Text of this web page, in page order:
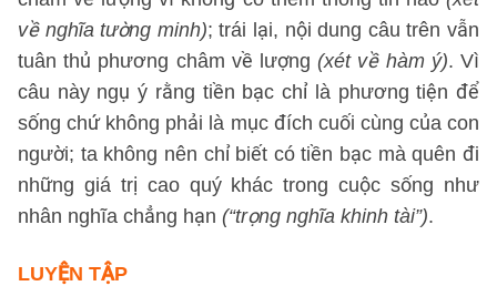
về nghĩa tường minh); trái lại, nội dung câu trên vẫn
tuân thủ phương châm về lượng(xét về hàm ý). Vì
câu này ngụ ý rằng tiền bạc chỉ là phương tiện để
sống chứ không phải là mục đích cuối cùng của con
người; ta không nên chỉ biết có tiền bạc mà quên đi
những giá trị cao quý khác trong cuộc sống như
nhân nghĩa chẳng hạn (“trọng nghĩa khinh tài”).
LUYỆN TẬP